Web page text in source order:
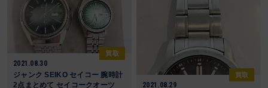
買取
2021.08.30
ジャンク SEIKO セイコー 腕時計
2点まとめて セイコークオーツ
買取
2021.08.29